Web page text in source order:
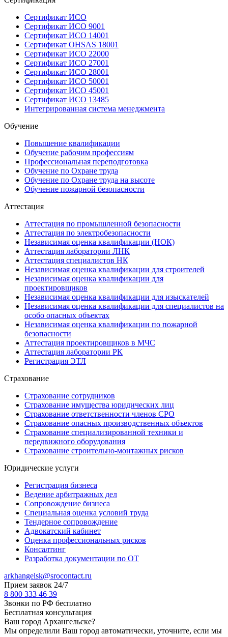
Сертификат ИСО
Сертификат ИСО 9001
Сертификат ИСО 14001
Сертификат OHSAS 18001
Сертификат ИСО 22000
Сертификат ИСО 27001
Сертификат ИСО 28001
Сертификат ИСО 50001
Сертификат ИСО 45001
Сертификат ИСО 13485
Интегрированная система менеджмента
Обучение
Повышение квалификации
Обучение рабочим профессиям
Профессиональная переподготовка
Обучение по Охране труда
Обучение по Охране труда на высоте
Обучение пожарной безопасности
Аттестация
Аттестация по промышленной безопасности
Аттестация по электробезопасности
Независимая оценка квалификации (НОК)
Аттестация лаборатории ЛНК
Аттестация специалистов НК
Независимая оценка квалификации для строителей
Независимая оценка квалификации для
проектировщиков
Независимая оценка квалификации для изыскателей
Независимая оценка квалификации для специалистов на
особо опасных объектах
Независимая оценка квалификации по пожарной
безопасности
Аттестация проектировщиков в МЧС
Аттестация лаборатории РК
Регистрация ЭТЛ
Страхование
Страхование сотрудников
Страхование имущества юридических лиц
Страхование ответственности членов СРО
Страхование опасных производственных объектов
Страхование специализированной техники и
передвижного оборудования
Страхование строительно-монтажных рисков
Юридические услуги
Регистрация бизнеса
Ведение арбитражных дел
Сопровождение бизнеса
Специальная оценка условий труда
Тендерное сопровождение
Адвокатский кабинет
Оценка профессиональных рисков
Консалтинг
Разработка документации по ОТ
arkhangelsk@srocontact.ru
Прием заявок 24/7
8 800 333 46 39
Звонки по РФ бесплатно
Бесплатная консультация
Ваш город Архангельске?
Мы определили Ваш город автоматически, уточните, если мы